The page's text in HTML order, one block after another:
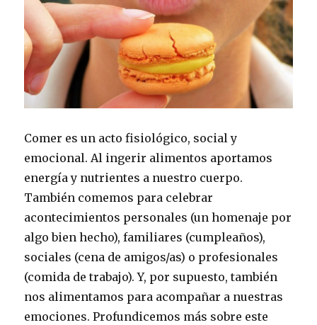
Comer es un acto fisiológico, social y
emocional. Al ingerir alimentos aportamos
energía y nutrientes a nuestro cuerpo.
También comemos para celebrar
acontecimientos personales (un homenaje por
algo bien hecho), familiares (cumpleaños),
sociales (cena de amigos/as) o profesionales
(comida de trabajo). Y, por supuesto, también
nos alimentamos para acompañar a nuestras
emociones. Profundicemos más sobre este